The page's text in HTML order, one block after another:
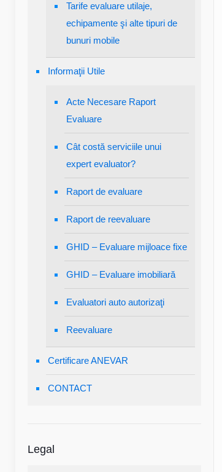
Tarife evaluare utilaje,
echipamente şi alte tipuri de
bunuri mobile
Informaţii Utile
Acte Necesare Raport
Evaluare
Cât costă serviciile unui
expert evaluator?
Raport de evaluare
Raport de reevaluare
GHID – Evaluare mijloace fixe
GHID – Evaluare imobiliară
Evaluatori auto autorizaţi
Reevaluare
Certificare ANEVAR
CONTACT
Legal